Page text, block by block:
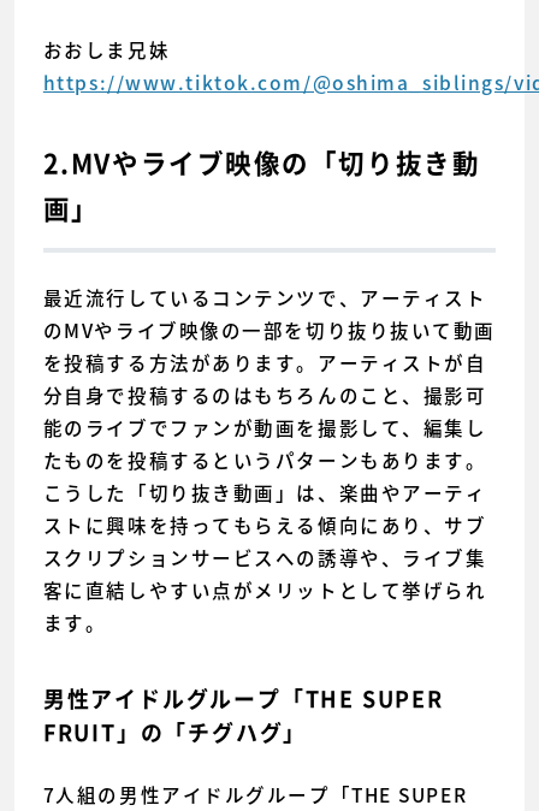
おおしま兄妹
https://www.tiktok.com/@oshima_siblings/
2.MVやライブ映像の「切り抜き動
画」
最近流行しているコンテンツで、アーティスト
のMVやライブ映像の一部を切り抜り抜いて動画
を投稿する方法があります。アーティストが自
分自身で投稿するのはもちろんのこと、撮影可
能のライブでファンが動画を撮影して、編集し
たものを投稿するというパターンもあります。
こうした「切り抜き動画」は、楽曲やアーティ
ストに興味を持ってもらえる傾向にあり、サブ
スクリプションサービスへの誘導や、ライブ集
客に直結しやすい点がメリットとして挙げられ
ます。
男性アイドルグループ「THE SUPER
FRUIT」の「チグハグ」
7人組の男性アイドルグループ「THE SUPER